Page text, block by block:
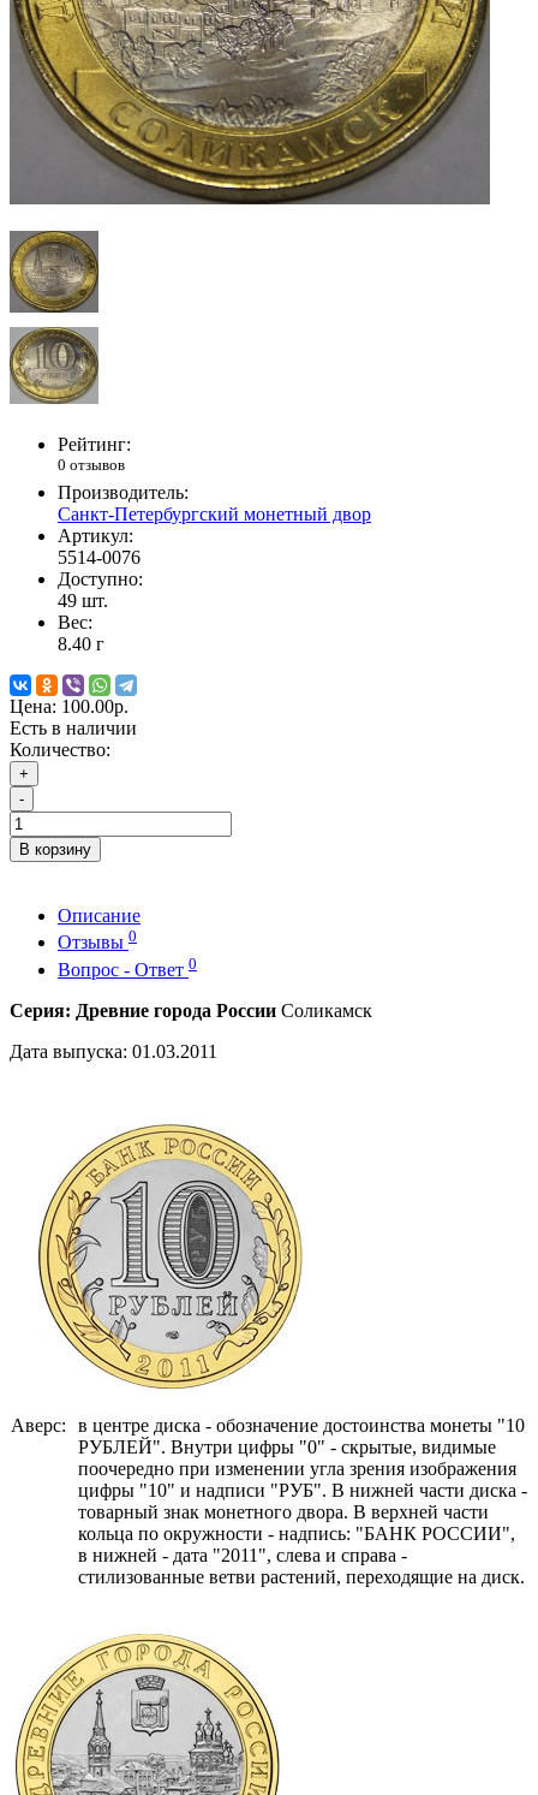
Рейтинг:
0 отзывов
Производитель:
Санкт-Петербургский монетный двор
Артикул:
5514-0076
Доступно:
49 шт.
Вес:
8.40 г
Цена: 100.00р.
Есть в наличии
Количество:
+
-
В корзину
Описание
Отзывы 0
Вопрос - Ответ 0
Серия: Древние города России Соликамск
Дата выпуска: 01.03.2011
Аверс:
в центре диска - обозначение достоинства монеты "10
РУБЛЕЙ". Внутри цифры "0" - скрытые, видимые
поочередно при изменении угла зрения изображения
цифры "10" и надписи "РУБ". В нижней части диска -
товарный знак монетного двора. В верхней части
кольца по окружности - надпись: "БАНК РОССИИ",
в нижней - дата "2011", слева и справа -
стилизованные ветви растений, переходящие на диск.